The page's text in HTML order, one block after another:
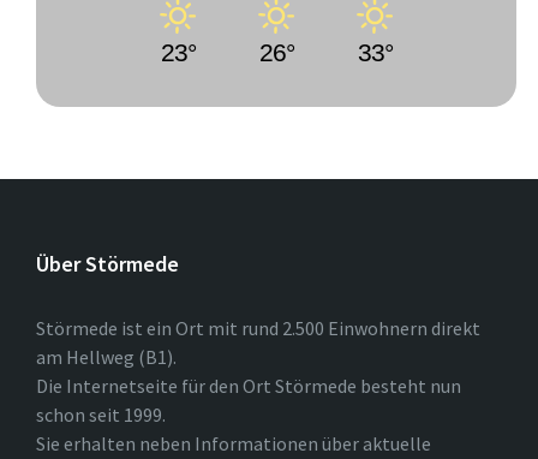
23° 26° 33°
Über Störmede
Störmede ist ein Ort mit rund 2.500 Einwohnern direkt
am Hellweg (B1).
Die Internetseite für den Ort Störmede besteht nun
schon seit 1999.
Sie erhalten neben Informationen über aktuelle